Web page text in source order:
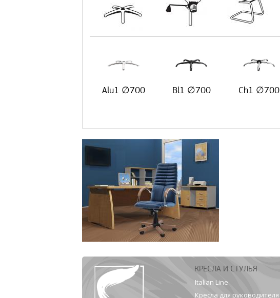
Alu1 ∅700 Bl1 ∅700 Ch1 ∅700
КРЕСЛА И СТУЛЬЯ
Italian Line
Кресла для руководителя